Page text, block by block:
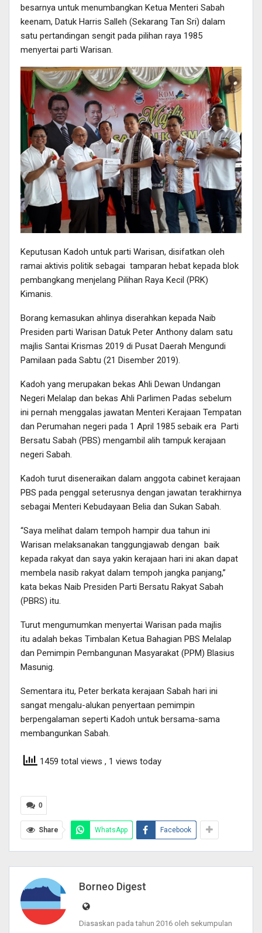
besarnya untuk menumbangkan Ketua Menteri Sabah
keenam, Datuk Harris Salleh (Sekarang Tan Sri) dalam
satu pertandingan sengit pada pilihan raya 1985
menyertai parti Warisan.
Keputusan Kadoh untuk parti Warisan, disifatkan oleh
ramai aktivis politik sebagai tamparan hebat kepada blok
pembangkang menjelang Pilihan Raya Kecil (PRK)
Kimanis.
Borang kemasukan ahlinya diserahkan kepada Naib
Presiden parti Warisan Datuk Peter Anthony dalam satu
majlis Santai Krismas 2019 di Pusat Daerah Mengundi
Pamilaan pada Sabtu (21 Disember 2019).
Kadoh yang merupakan bekas Ahli Dewan Undangan
Negeri Melalap dan bekas Ahli Parlimen Padas sebelum
ini pernah menggalas jawatan Menteri Kerajaan Tempatan
dan Perumahan negeri pada 1 April 1985 sebaik era Parti
Bersatu Sabah (PBS) mengambil alih tampuk kerajaan
negeri Sabah.
Kadoh turut diseneraikan dalam anggota cabinet kerajaan
PBS pada penggal seterusnya dengan jawatan terakhirnya
sebagai Menteri Kebudayaan Belia dan Sukan Sabah.
“Saya melihat dalam tempoh hampir dua tahun ini
Warisan melaksanakan tanggungjawab dengan baik
kepada rakyat dan saya yakin kerajaan hari ini akan dapat
membela nasib rakyat dalam tempoh jangka panjang,”
kata bekas Naib Presiden Parti Bersatu Rakyat Sabah
(PBRS) itu.
Turut mengumumkan menyertai Warisan pada majlis
itu adalah bekas Timbalan Ketua Bahagian PBS Melalap
dan Pemimpin Pembangunan Masyarakat (PPM) Blasius
Masunig.
Sementara itu, Peter berkata kerajaan Sabah hari ini
sangat mengalu-alukan penyertaan pemimpin
berpengalaman seperti Kadoh untuk bersama-sama
membangunkan Sabah.
1459 total views , 1 views today
0
Share WhatsApp Facebook
Borneo Digest
Diasaskan pada tahun 2016 oleh sekumpulan